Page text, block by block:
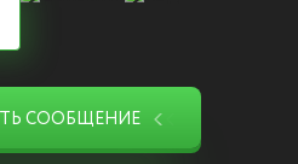
СООБЩЕНИЕ